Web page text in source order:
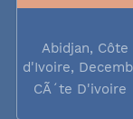
Abidjan, Côte
d'Ivoire,
2017
CÃ´te D'ivoire